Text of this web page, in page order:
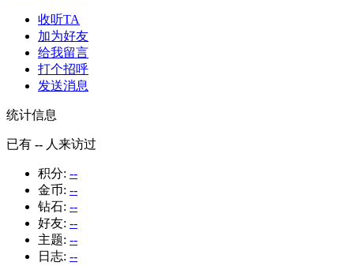
收听TA
加为好友
给我留言
打个招呼
发送消息
统计信息
已有 -- 人来访过
积分: --
金币: --
钻石: --
好友: --
主题: --
日志: --